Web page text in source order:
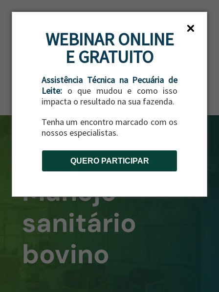
WEBINAR ONLINE
E GRATUITO
Assistência Técnica na Pecuária de
Leite: o que mudou e como isso
impacta o resultado na sua fazenda.
Tenha um encontro marcado com os
nossos especialistas.
QUERO PARTICIPAR
Manejo
sanitário
bovino